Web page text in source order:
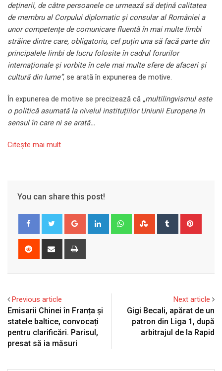
deținerii, de către persoanele ce urmează să dețină calitatea
de membru al Corpului diplomatic și consular al României a
unor competențe de comunicare fluentă în mai multe limbi
străine dintre care, obligatoriu, cel puțin una să facă parte din
principalele limbi de lucru folosite în cadrul forurilor
internaționale și vorbite în cele mai multe sfere de afaceri și
cultură din lume”, se arată în expunerea de motive.
În expunerea de motive se precizează că „multilingvismul este
o politică asumată la nivelul instituțiilor Uniunii Europene în
sensul în care ni se arată…
Citeşte mai mult
You can share this post!
Google+ LinkedIn WhatsappStumbleUpon
Tumblr
Reddit
Share
Previous article
Emisarii Chinei în Franța și
statele baltice, convocați
pentru clarificări. Parisul,
presat să ia măsuri
Next article
Gigi Becali, apărat de un
patron din Liga 1, după
arbitrajul de la Rapid